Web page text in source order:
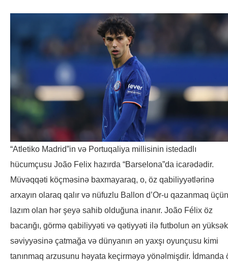
“Atletiko Madrid”in və Portuqaliya millisinin istedadlı
hücumçusu João Felix hazırda “Barselona”da icarədədir.
Müvəqqəti köçməsinə baxmayaraq, o, öz qabiliyyətlərinə
arxayın olaraq qalır və nüfuzlu Ballon d’Or-u qazanmaq üçün
lazım olan hər şeyə sahib olduğuna inanır. João Félix öz
bacarığı, görmə qabiliyyəti və qətiyyəti ilə futbolun ən yüksək
səviyyəsinə çatmağa və dünyanın ən yaxşı oyunçusu kimi
tanınmaq arzusunu həyata keçirməyə yönəlmişdir. İdmanda